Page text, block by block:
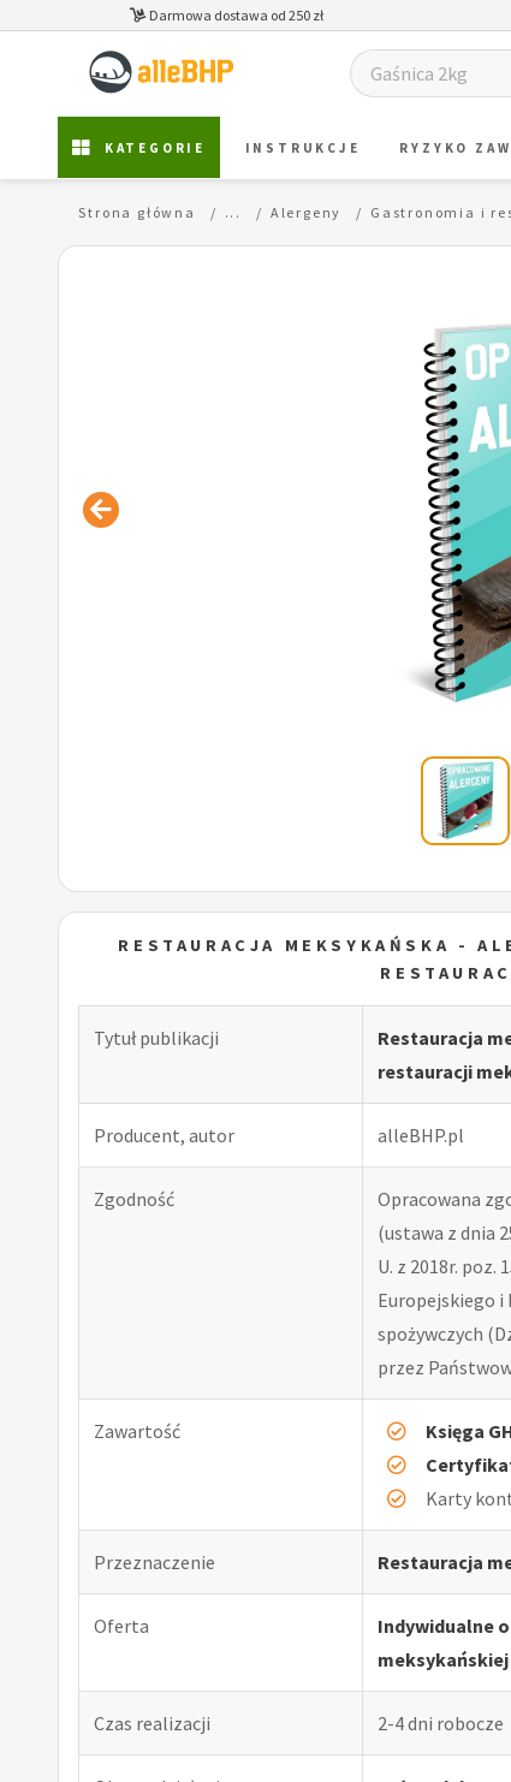
Darmowa dostawa od 250 zł
KATEGORIE INSTRUKCJE RYZYKO
Strona główna ... Alergeny Gastronomia i
RESTAURACJA MEKSYKAŃSKA -
Tytuł publikacji
Restauracja
restauracji
Producent, autor alleBHP.pl
Zgodność
Opracowana
(ustawa z dnia
U. z 2018r. poz.
Europejskiego i
spożywczych
przez
Zawartość
Księga
Karty
Przeznaczenie Restauracja
Oferta
Indywidualne
meksykańskiej
Czas realizacji 2-4 dni robocze